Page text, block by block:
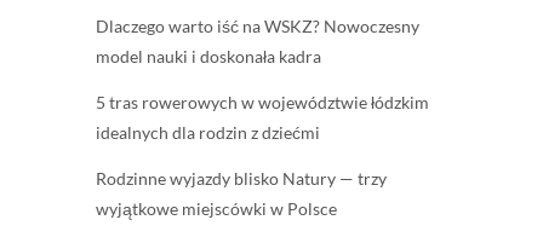
Dlaczego warto iść na WSKZ? Nowoczesny
model nauki i doskonała kadra
5 tras rowerowych w województwie łódzkim
idealnych dla rodzin z dziećmi
Rodzinne wyjazdy blisko Natury — trzy
wyjątkowe miejscówki w Polsce